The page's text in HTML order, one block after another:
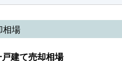
相場
建て売却相場